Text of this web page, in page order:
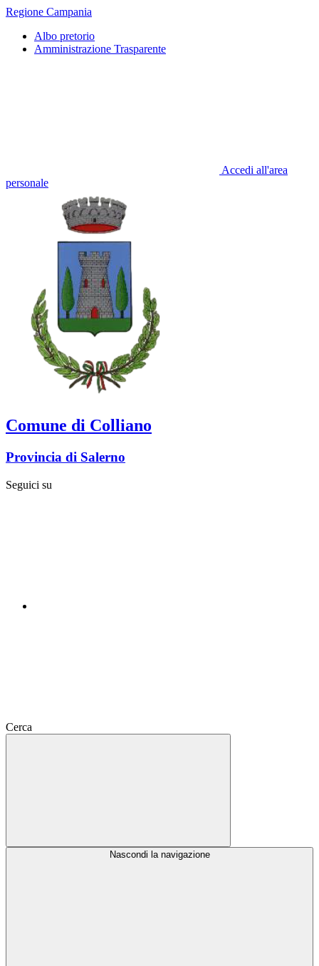
Regione Campania
Albo pretorio
Amministrazione Trasparente
Accedi all'area
personale
Comune di Colliano
Provincia di Salerno
Seguici su
Cerca
Nascondi la navigazione